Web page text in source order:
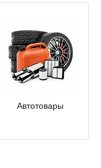
Автотовары